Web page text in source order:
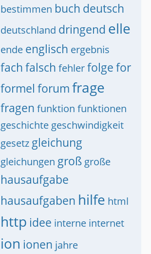
bestimmen buch deutsch
deutschland dringend elle
ende englisch ergebnis
fachfalsch fehlerfolgefor
formel forumfrage
fragen funktion funktionen
geschichte geschwindigkeit
gesetz gleichung
gleichungen groß große
hausaufgabe
hausaufgaben hilfe html
http idee interne internet
ion ionen jahre